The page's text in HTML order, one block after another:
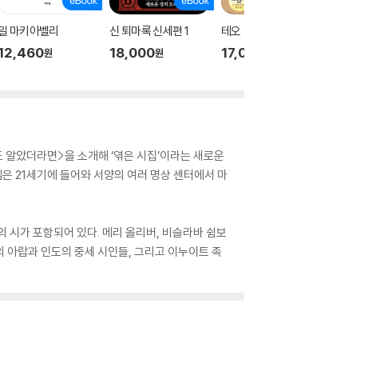
마키아벨리
원
신 퇴마록 신세편 1
18,000원
테오
17,000
았더라면>을 소개해 ‘엮은 시집’이라는 새로운
21세기에 들어와 서양의 여러 명상 센터에서 마
시가 포함되어 있다. 메리 올리버, 비슬라바 쉼보
랍과 인도의 중세 시인들, 그리고 이누이트 족